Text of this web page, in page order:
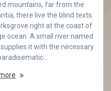
mountains, far from the
there live the blind texts.
right at the coast of
ocean. A small river named
it with the necessary